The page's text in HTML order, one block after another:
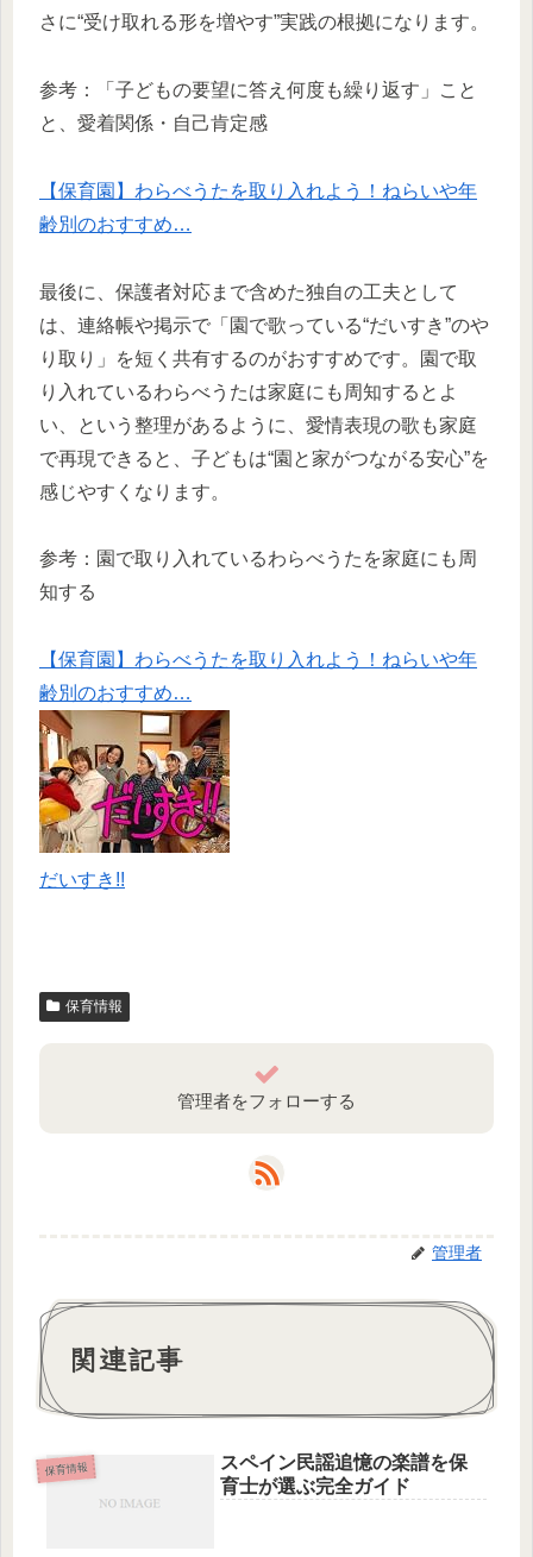
さに“受け取れる形を増やす”実践の根拠になります。
参考：「子どもの要望に答え何度も繰り返す」こと
と、愛着関係・自己肯定感
【保育園】わらべうたを取り入れよう！ねらいや年
齢別のおすすめ…
最後に、保護者対応まで含めた独自の工夫として
は、連絡帳や掲示で「園で歌っている“だいすき”のや
り取り」を短く共有するのがおすすめです。園で取
り入れているわらべうたは家庭にも周知するとよ
い、という整理があるように、愛情表現の歌も家庭
で再現できると、子どもは“園と家がつながる安心”を
感じやすくなります。
参考：園で取り入れているわらべうたを家庭にも周
知する
【保育園】わらべうたを取り入れよう！ねらいや年
齢別のおすすめ…
だいすき!!
保育情報
管理者をフォローする
管理者
関連記事
保育情報
スペイン民謡追憶の楽譜を保
育士が選ぶ完全ガイド